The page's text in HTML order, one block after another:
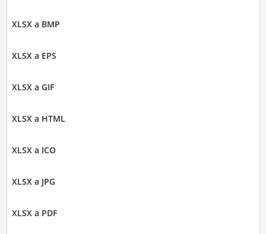
XLSX a BMP
XLSX a EPS
XLSX a GIF
XLSX a HTML
XLSX a ICO
XLSX a JPG
XLSX a PDF